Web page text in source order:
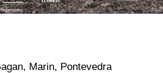
Marin, Pontevedra